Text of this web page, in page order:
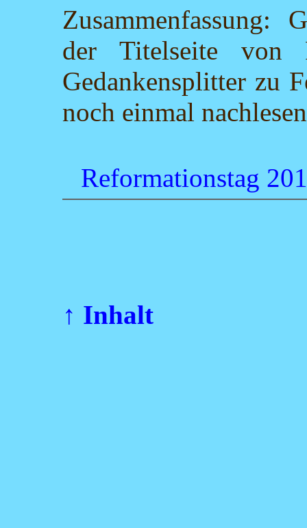
Zusammenfassung:
der Titelseite von
Gedankensplitter zu
noch einmal
Reformationstag
↑ Inhalt